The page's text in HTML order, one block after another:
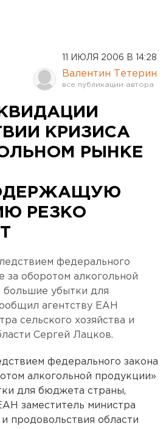
11 ИЮЛЯ 2006 В 14:28
Валентин Тетерин
КРИЗИСА
РЫНКЕ
РЕЗКО
федерального
за оборотом алкогольной
большие убытки для
агентству ЕАН
сельского хозяйства и
Сергей Лацков.
федерального закона
алкогольной продукции»
для бюджета страны,
заместитель министра
и продовольствия области